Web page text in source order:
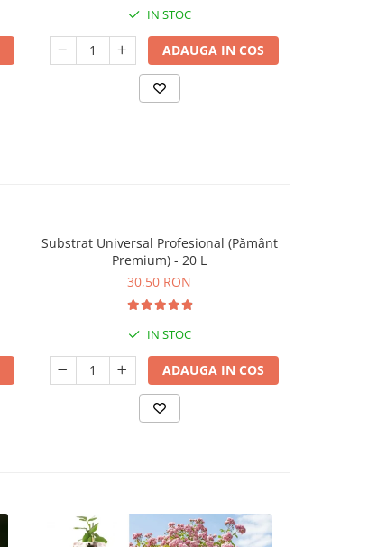
IN STOC
ADAUGA IN COS
Substrat Universal Profesional (Pământ
Premium) - 20 L
30,50 RON
IN STOC
ADAUGA IN COS